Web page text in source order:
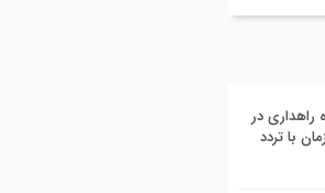
راهداری در
با تردد